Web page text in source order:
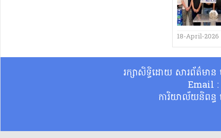
18-April-2026
រក្សាសិទ្ធិដោយ សារព័ត៌មា
Email
ការិយាល័យនិពន្ធ